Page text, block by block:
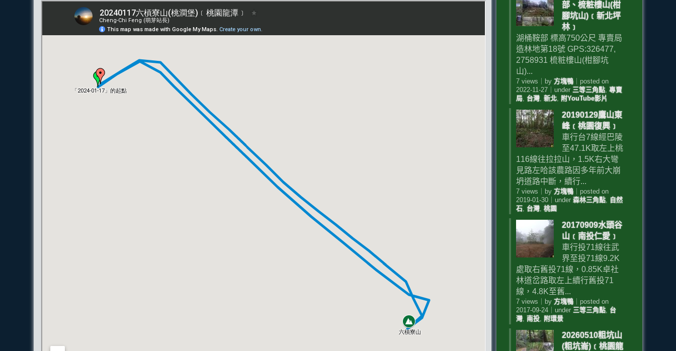
部、梳粧樓山(柑
腳坑山)﹝新北坪
林﹞
湖桶鞍部 標高750公尺 專賣局
造林地第18號 GPS:326477,
2758931 梳粧樓山(柑腳坑
山)...
7 views by 方塊鴨｜ posted on
2022-11-27｜ under 三等三角點, 專賣
局, 台灣, 新北, 附YouTube影片
20190129鷹山東
峰﹝桃園復興﹞
車行台7線經巴陵
至47.1K取左上桃
116線往拉拉山，1.5K右大彎
見路左哈該農路因多年前大崩
坍道路中斷，續行...
7 views by 方塊鴨｜ posted on
2019-01-30｜ under 森林三角點, 自然
石, 台灣, 桃園
20170909水頭谷
山﹝南投仁愛﹞
車行投71線往武
界至投71線9.2K
處取右舊投71線，0.85K卓社
林道岔路取左上續行舊投71
線，4.8K至舊...
7 views by 方塊鴨｜ posted on
2017-09-24｜ under 三等三角點, 台
灣, 南投, 附環景
20260510粗坑山
(粗坑崙)﹝桃園龍